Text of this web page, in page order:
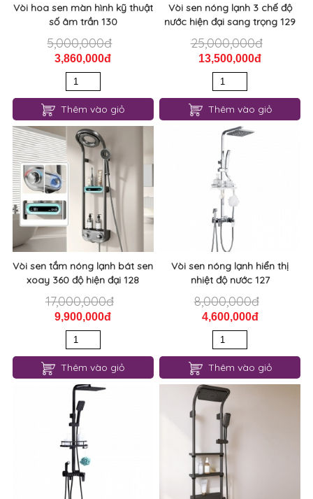
Vòi hoa sen màn hình kỹ thuật
số âm trần 130
5,000,000đ
3,860,000đ
Thêm vào giỏ
Vòi sen nóng lạnh 3 chế độ
nước hiện đại sang trọng 129
25,000,000đ
13,500,000đ
Thêm vào giỏ
Vòi sen tắm nóng lạnh bát sen
xoay 360 độ hiện đại 128
17,000,000đ
9,900,000đ
Thêm vào giỏ
Vòi sen nóng lạnh hiển thị
nhiệt độ nước 127
8,000,000đ
4,600,000đ
Thêm vào giỏ